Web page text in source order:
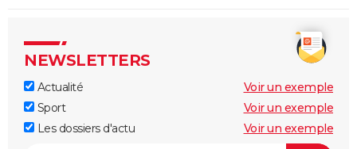
NEWSLETTERS
Actualité
Voir un exemple
Sport
Voir un exemple
Les dossiers d'actu
Voir un exemple